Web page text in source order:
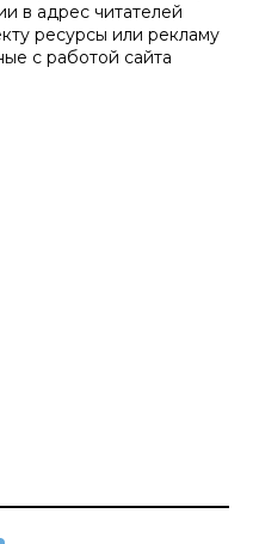
в адрес читателей
ресурсы или рекламу
с работой сайта